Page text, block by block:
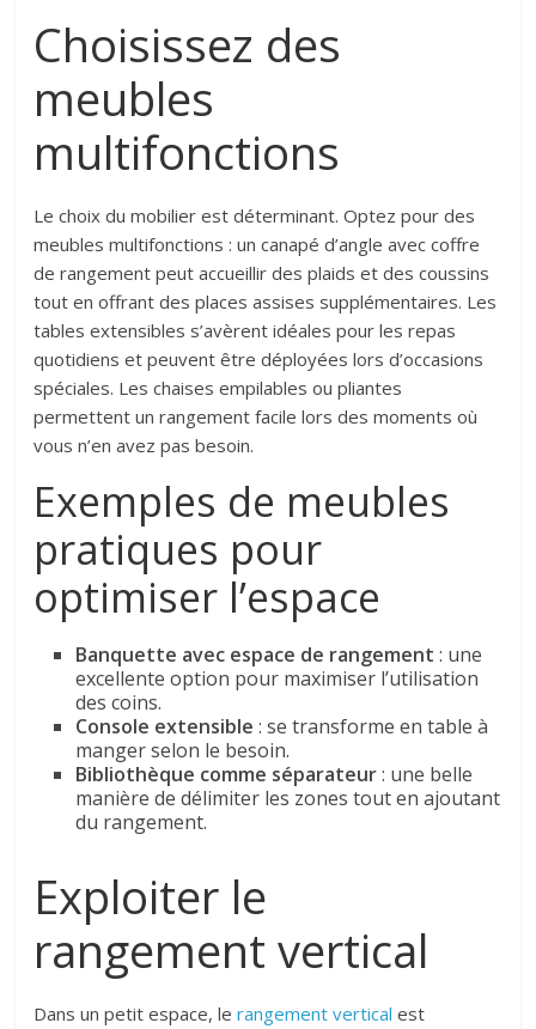
Choisissez des
meubles
multifonctions
Le choix du mobilier est déterminant. Optez pour des
meubles multifonctions : un canapé d’angle avec coffre
de rangement peut accueillir des plaids et des coussins
tout en offrant des places assises supplémentaires. Les
tables extensibles s’avèrent idéales pour les repas
quotidiens et peuvent être déployées lors d’occasions
spéciales. Les chaises empilables ou pliantes
permettent un rangement facile lors des moments où
vous n’en avez pas besoin.
Exemples de meubles
pratiques pour
optimiser l’espace
Banquette avec espace de rangement : une
excellente option pour maximiser l’utilisation
des coins.
Console extensible : se transforme en table à
manger selon le besoin.
Bibliothèque comme séparateur: une belle
manière de délimiter les zones tout en ajoutant
du rangement.
Exploiter le
rangement vertical
Dans un petit espace, lerangement vertical est